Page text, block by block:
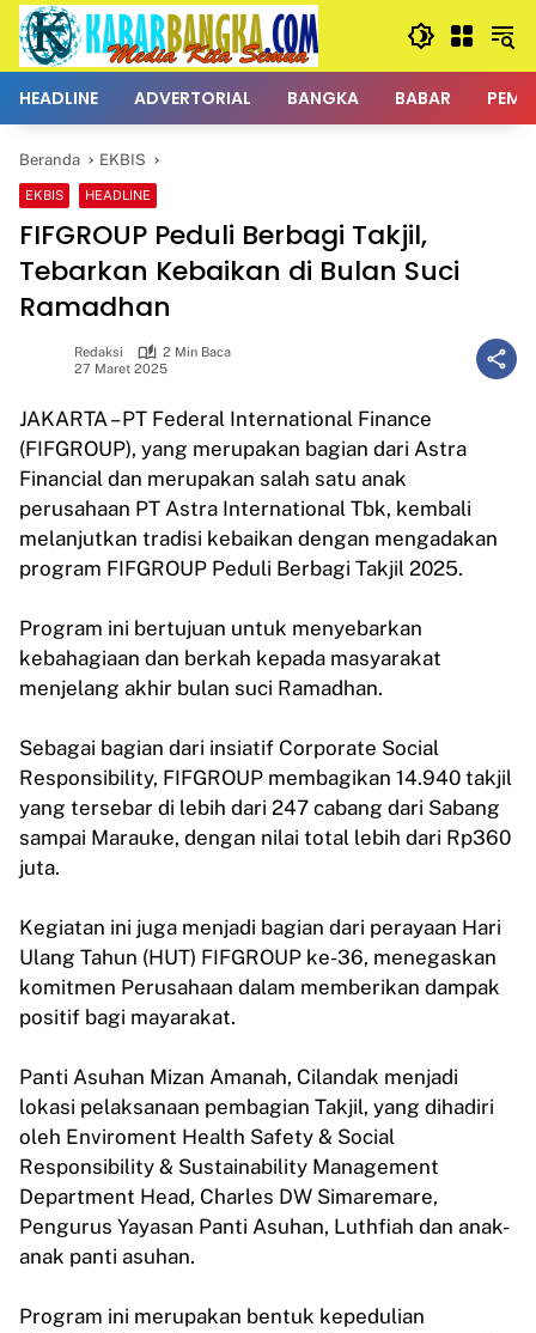
Langsung
konten
HEADLINE ADVERTORIAL BANGKA BABAR
Beranda EKBIS
EKBIS HEADLINE
FIFGROUP Peduli Berbagi Takjil,
Tebarkan Kebaikan di Bulan Suci
Ramadhan
Redaksi
2 Min Baca
27 Maret 2025
JAKARTA – PT Federal International Finance
(FIFGROUP), yang merupakan bagian dari Astra
Financial dan merupakan salah satu anak
perusahaan PT Astra International Tbk, kembali
melanjutkan tradisi kebaikan dengan mengadakan
program FIFGROUP Peduli Berbagi Takjil 2025.
Program ini bertujuan untuk menyebarkan
kebahagiaan dan berkah kepada masyarakat
menjelang akhir bulan suci Ramadhan.
Sebagai bagian dari insiatif Corporate Social
Responsibility, FIFGROUP membagikan 14.940 takjil
yang tersebar di lebih dari 247 cabang dari Sabang
sampai Marauke, dengan nilai total lebih dari Rp360
juta.
Kegiatan ini juga menjadi bagian dari perayaan Hari
Ulang Tahun (HUT) FIFGROUP ke-36, menegaskan
komitmen Perusahaan dalam memberikan dampak
positif bagi mayarakat.
Panti Asuhan Mizan Amanah, Cilandak menjadi
lokasi pelaksanaan pembagian Takjil, yang dihadiri
oleh Enviroment Health Safety & Social
Responsibility & Sustainability Management
Department Head, Charles DW Simaremare,
Pengurus Yayasan Panti Asuhan, Luthfiah dan anak-
anak panti asuhan.
Program ini merupakan bentuk kepedulian